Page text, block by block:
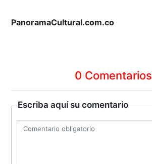
PanoramaCultural.com.co
0 Comentarios
Escriba aquí su comentario